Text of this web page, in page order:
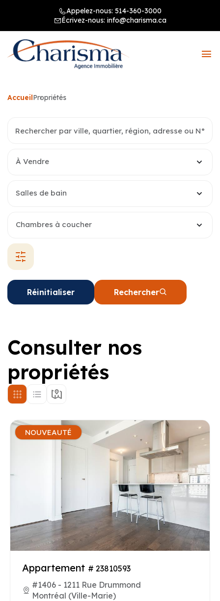
Appelez-nous: 514-360-3000
Écrivez-nous: info@charisma.ca
AccueilPropriétés
À Vendre
Salles de bain
Chambres à coucher
Réinitialiser Rechercher
Consulter nos
propriétés
NOUVEAUTÉ
Appartement # 23810593
#1406 - 1211 Rue Drummond
Montréal (Ville-Marie)